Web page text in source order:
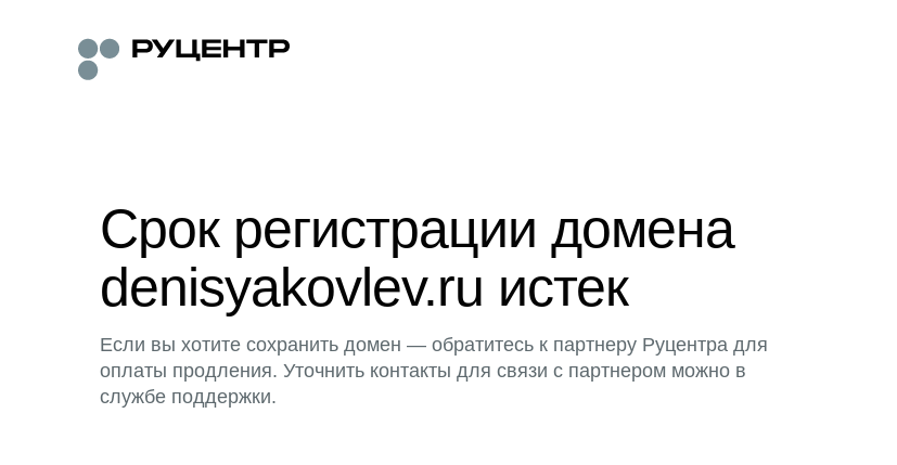
Срок регистрации домена
denisyakovlev.ru истек
Если вы хотите сохранить домен — обратитесь к партнеру Руцентра для
оплаты продления. Уточнить контакты для связи с партнером можно в
службе поддержки.